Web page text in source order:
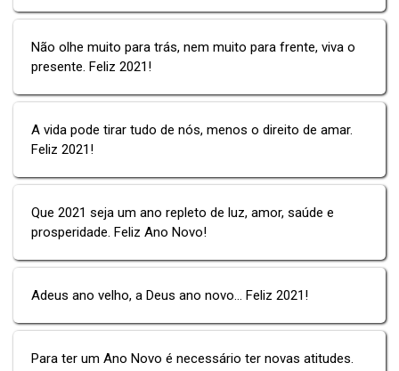
Não olhe muito para trás, nem muito para frente, viva o
presente. Feliz 2021!
A vida pode tirar tudo de nós, menos o direito de amar.
Feliz 2021!
Que 2021 seja um ano repleto de luz, amor, saúde e
prosperidade. Feliz Ano Novo!
Adeus ano velho, a Deus ano novo… Feliz 2021!
Para ter um Ano Novo é necessário ter novas atitudes.